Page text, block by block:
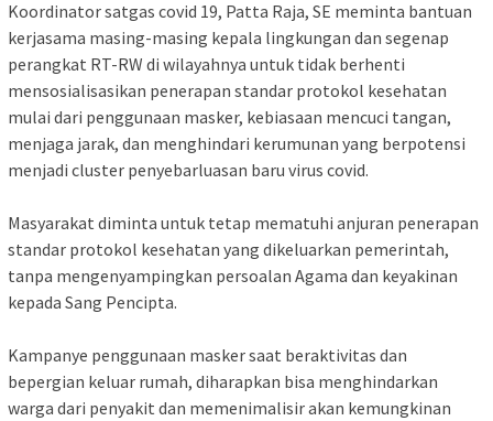
Koordinator satgas covid 19, Patta Raja, SE meminta bantuan
kerjasama masing-masing kepala lingkungan dan segenap
perangkat RT-RW di wilayahnya untuk tidak berhenti
mensosialisasikan penerapan standar protokol kesehatan
mulai dari penggunaan masker, kebiasaan mencuci tangan,
menjaga jarak, dan menghindari kerumunan yang berpotensi
menjadi cluster penyebarluasan baru virus covid.
Masyarakat diminta untuk tetap mematuhi anjuran penerapan
standar protokol kesehatan yang dikeluarkan pemerintah,
tanpa mengenyampingkan persoalan Agama dan keyakinan
kepada Sang Pencipta.
Kampanye penggunaan masker saat beraktivitas dan
bepergian keluar rumah, diharapkan bisa menghindarkan
warga dari penyakit dan memenimalisir akan kemungkinan